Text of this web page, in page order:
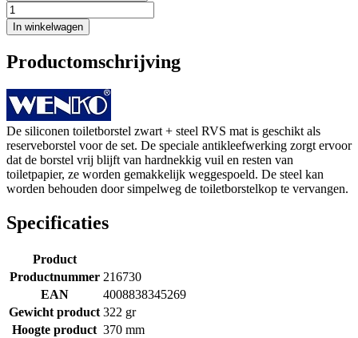
In winkelwagen
Productomschrijving
De siliconen toiletborstel zwart + steel RVS mat is geschikt als
reserveborstel voor de set. De speciale antikleefwerking zorgt ervoor
dat de borstel vrij blijft van hardnekkig vuil en resten van
toiletpapier, ze worden gemakkelijk weggespoeld. De steel kan
worden behouden door simpelweg de toiletborstelkop te vervangen.
Specificaties
Product
Productnummer 216730
EAN
4008838345269
Gewicht product 322 gr
Hoogte product 370 mm